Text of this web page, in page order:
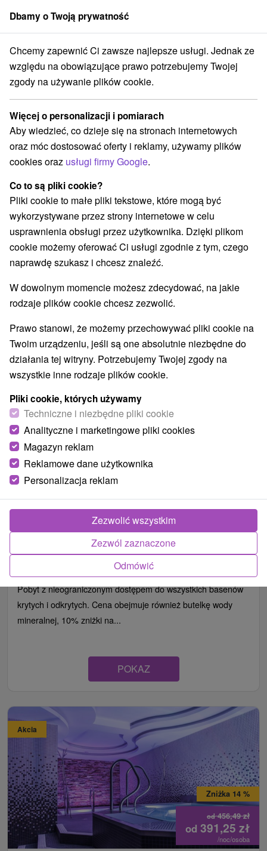
członek grupySorger
kraj Dunajská Streda Hotel Thermalpark *** Dunajská Streda
Specjalne oferty - Hotel
Thermalpark★★★Dunajská
Streda
Dunajská Streda
Przejdź do lokalizacji
O URZĄDZENIA SPECJALNE OFERTY OPINIE
Západné Slovensko, Trnavský kraj, Dunajská Streda,
Dunajská Streda
Zadzwoń do nas - +421 2 21 02 57 57
TIP
Akcia
Pobyt w Termal Classic w popularnym aquaparku
Hotel Thermalpark★★ ★Dunajská Streda
Od 2 NoceŚniadanie I Kolacja
Pobyt z nieograniczonym dostępem do wszystkich basenów
krytych i odkrytych. Cena obejmuje również butelkę wody
mineralnej, 10% zniżki na...
POKAZ
Akcia
od456,49zł
Zniżka 14 %
od 391,25 zł
/noc/osoba
Dbamy o Twoją prywatność
Chcemy zapewnić Ci zawsze najlepsze usługi. Jednak ze
względu na obowiązujące prawo potrzebujemy Twojej
zgody na używanie plików cookie.
Więcej o personalizacji i pomiarach
Aby wiedzieć, co dzieje się na stronach internetowych
oraz móc dostosować oferty i reklamy, używamy plików
cookies oraz usługi firmy Google.
Co to są pliki cookie?
Pliki cookie to małe pliki tekstowe, które mogą być
wykorzystywane przez strony internetowe w celu
usprawnienia obsługi przez użytkownika. Dzięki plikom
cookie możemy oferować Ci usługi zgodnie z tym, czego
naprawdę szukasz i chcesz znaleźć.
W dowolnym momencie możesz zdecydować, na jakie
rodzaje plików cookie chcesz zezwolić.
Prawo stanowi, że możemy przechowywać pliki cookie na
Twoim urządzeniu, jeśli są one absolutnie niezbędne do
działania tej witryny. Potrzebujemy Twojej zgody na
wszystkie inne rodzaje plików cookie.
Pliki cookie, których używamy
Techniczne i niezbędne pliki cookie
Analityczne i marketingowe pliki cookies
Magazyn reklam
Reklamowe dane użytkownika
Personalizacja reklam
Odmówić
Zezwól zaznaczone
Zezwolić wszystkim